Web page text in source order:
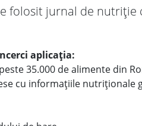
folosit jurnal de nutriție
aplicația:
35.000 de alimente din
cu informațiile nutriționale